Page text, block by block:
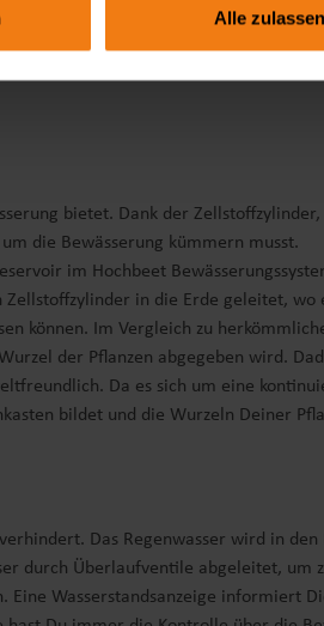
Alle zulassen
bietet. Dank der
die Bewässerung kümmern musst.
im Hochbeet
in die Erde geleitet,
können. Im Vergleich zu
der Pflanzen abgegeben wird.
Da es sich um eine
bildet und die Wurzeln Deiner
Das Regenwasser wird in
durch Überlaufventile abgeleitet, um
Wasserstandsanzeige informiert